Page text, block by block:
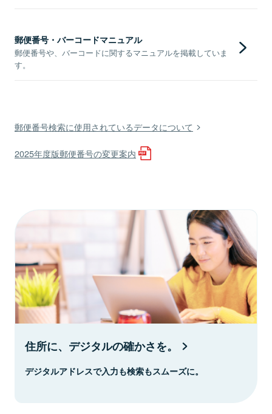
郵便番号・バーコードマニュアル
郵便番号や、バーコードに関するマニュアルを掲載していま
す。
郵便番号検索に使用されているデータについて
2025年度版郵便番号の変更案内
住所に、デジタルの確かさを。
デジタルアドレスで入力も検索もスムーズに。